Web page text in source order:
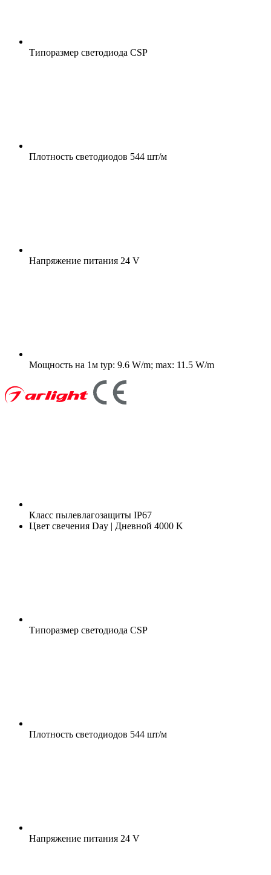
Типоразмер светодиода CSP
Плотность светодиодов 544 шт/м
Напряжение питания 24 V
Мощность на 1м typ: 9.6 W/m; max: 11.5 W/m
Класс пылевлагозащиты IP67
Цвет свечения Day | Дневной 4000 K
Типоразмер светодиода CSP
Плотность светодиодов 544 шт/м
Напряжение питания 24 V